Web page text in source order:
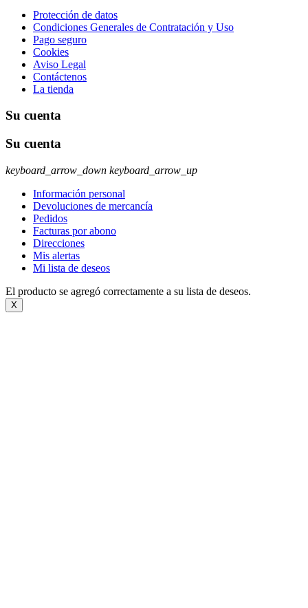
Protección de datos
Condiciones Generales de Contratación y Uso
Pago seguro
Cookies
Aviso Legal
Contáctenos
La tienda
Su cuenta
Su cuenta
keyboard_arrow_down keyboard_arrow_up
Información personal
Devoluciones de mercancía
Pedidos
Facturas por abono
Direcciones
Mis alertas
Mi lista de deseos
El producto se agregó correctamente a su lista de deseos.
X